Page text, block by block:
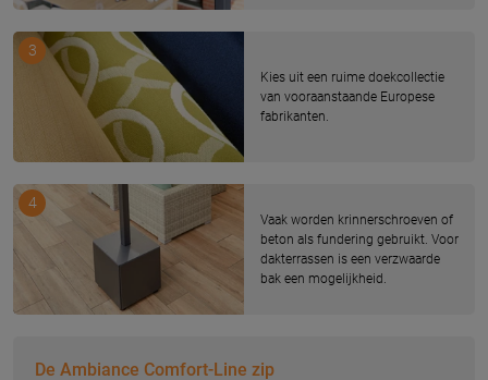
Kies uit een ruime doekcollectie
van vooraanstaande Europese
fabrikanten.
3
Vaak worden krinnerschroeven of
beton als fundering gebruikt. Voor
dakterrassen is een verzwaarde
bak een mogelijkheid.
4
De Ambiance Comfort-Line zip